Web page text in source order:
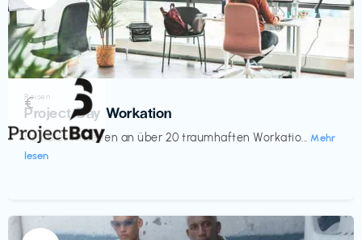
Reisen
Project Bay Workation
flexibles Arbeiten an über 20 traumhaften Workatio... Mehr
lesen
€‎